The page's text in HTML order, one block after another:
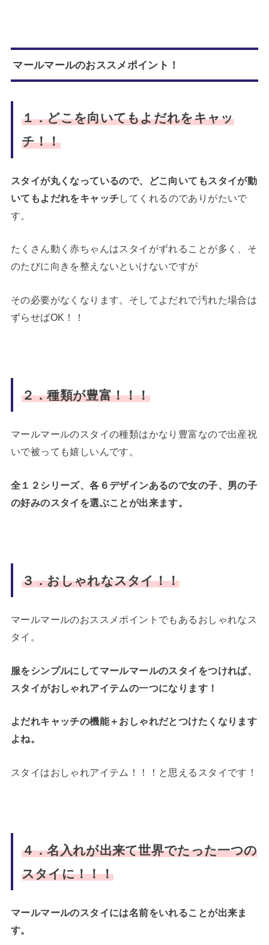
マールマールのおススメポイント！
１．どこを向いてもよだれをキャッ
チ！！
スタイが丸くなっているので、どこ向いてもスタイが動
いてもよだれをキャッチしてくれるのでありがたいで
す。
たくさん動く赤ちゃんはスタイがずれることが多く、そ
のたびに向きを整えないといけないですが
その必要がなくなります。そしてよだれで汚れた場合は
ずらせばOK！！
２．種類が豊富！！！
マールマールのスタイの種類はかなり豊富なので出産祝
いで被っても嬉しいんです。
全１２シリーズ、各６デザインあるので女の子、男の子
の好みのスタイを選ぶことが出来ます。
３．おしゃれなスタイ！！
マールマールのおススメポイントでもあるおしゃれなス
タイ。
服をシンプルにしてマールマールのスタイをつければ、
スタイがおしゃれアイテムの一つになります！
よだれキャッチの機能＋おしゃれだとつけたくなります
よね。
スタイはおしゃれアイテム！！！と思えるスタイです！
４．名入れが出来て世界でたった一つの
スタイに！！！
マールマールのスタイには名前をいれることが出来ま
す。